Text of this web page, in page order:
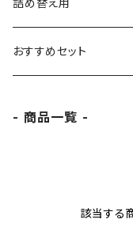
ヘアバーム
詰め替え用
シャンプー
おすすめセット
- 商品一覧 -
該当する